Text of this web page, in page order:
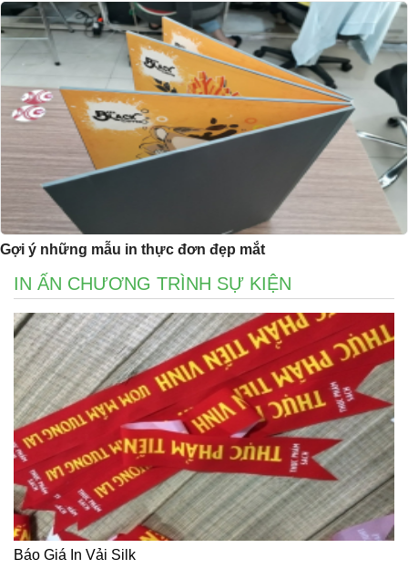
Gợi ý những mẫu in thực đơn đẹp mắt
IN ẤN CHƯƠNG TRÌNH SỰ KIỆN
Báo Giá In Vải Silk